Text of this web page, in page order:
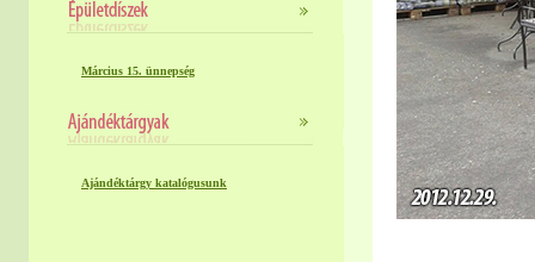
Március 15. ünnepség
Ajándéktárgy katalógusunk